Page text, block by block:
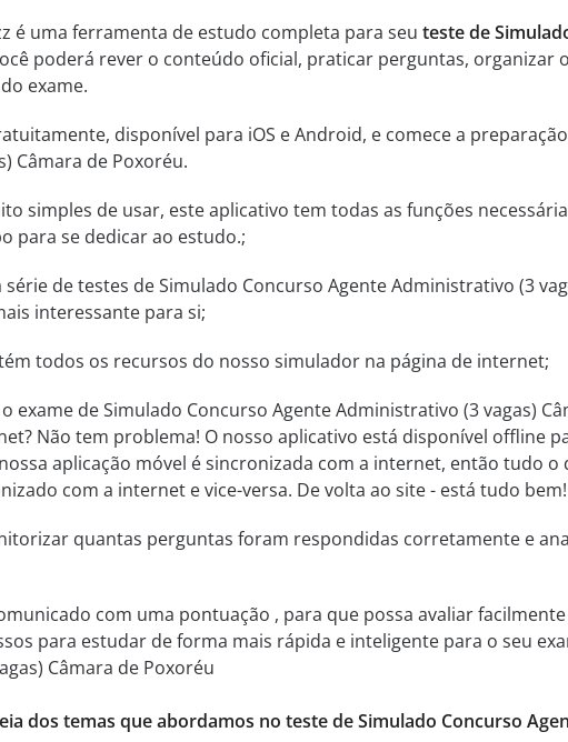
é uma ferramenta de estudo completa para seu teste de
poderá rever o conteúdo oficial, praticar perguntas,
exame.
disponível para iOS e Android, e comece a
Câmara de Poxoréu.
simples de usar, este aplicativo tem todas as funções
para se dedicar ao estudo.;
série de testes de Simulado Concurso Agente Administrativo (3
interessante para si;
todos os recursos do nosso simulador na página de internet;
exame de Simulado Concurso Agente Administrativo (3 vagas)
Não tem problema! O nosso aplicativo está disponível offline
aplicação móvel é sincronizada com a internet, então tudo o
com a internet e vice-versa. De volta ao site - está tudo
quantas perguntas foram respondidas corretamente e
com uma pontuação , para que possa avaliar
para estudar de forma mais rápida e inteligente para o seu
Câmara de Poxoréu
dos temas que abordamos no teste de Simulado Concurso